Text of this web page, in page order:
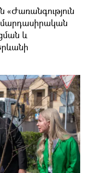
«Ժառանգություն
և